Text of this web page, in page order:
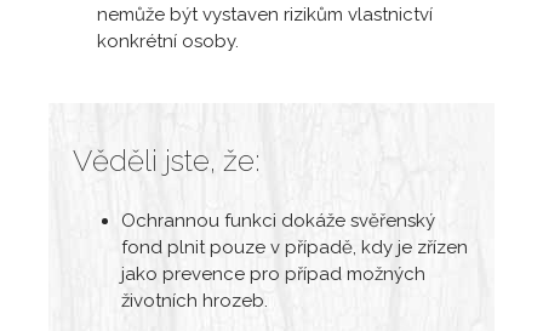
nemůže být vystaven rizikům vlastnictví
konkrétní osoby.
Věděli jste, že:
Ochrannou funkci dokáže svěřenský
fond plnit pouze v případě, kdy je zřízen
jako prevence pro případ možných
životních hrozeb.